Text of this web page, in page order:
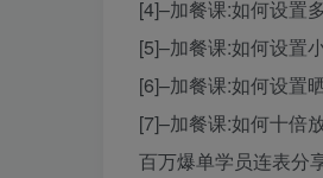
[4]–加餐课:如何设置
[5]–加餐课:如何设置
[6]–加餐课:如何设置
[7]–加餐课:如何十倍
百万爆单学员连表分